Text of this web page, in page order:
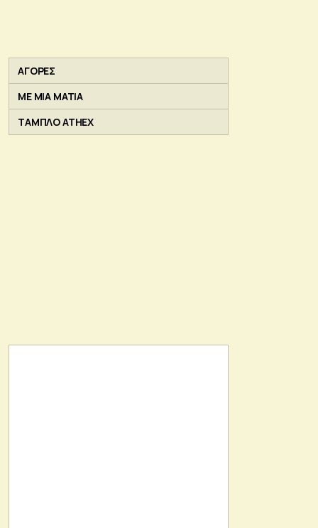
ΑΓΟΡΕΣ
ΜΕ ΜΙΑ ΜΑΤΙΑ
ΤΑΜΠΛΟ ATHEX